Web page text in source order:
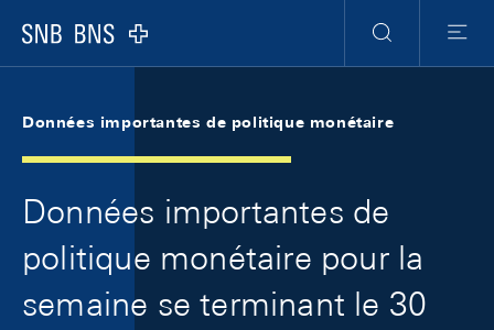
Logo
RechercheMenu
Données importantes de politique monétaire
Données importantes de
politique monétaire pour la
semaine se terminant le 30